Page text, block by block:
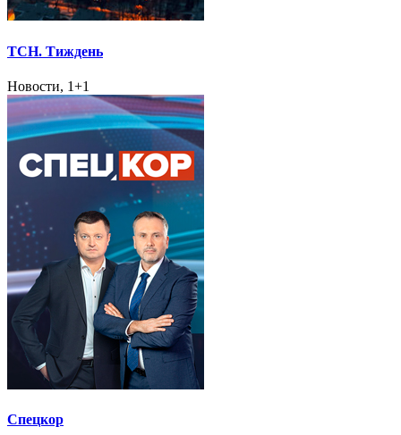
ТСН. Тиждень
Новости, 1+1
Спецкор